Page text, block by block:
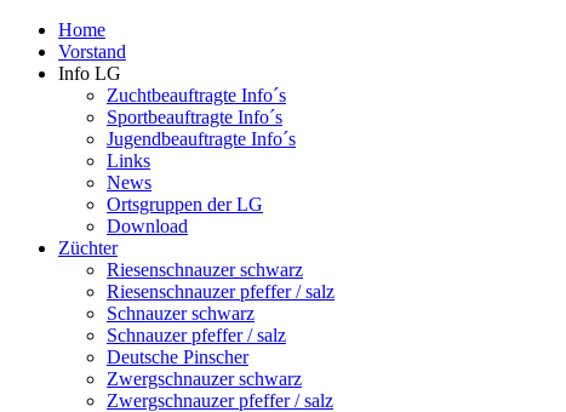
Home
Vorstand
Info LG
Zuchtbeauftragte Info´s
Sportbeauftragte Info´s
Jugendbeauftragte Info´s
Links
News
Ortsgruppen der LG
Download
Züchter
Riesenschnauzer schwarz
Riesenschnauzer pfeffer / salz
Schnauzer schwarz
Schnauzer pfeffer / salz
Deutsche Pinscher
Zwergschnauzer schwarz
Zwergschnauzer pfeffer / salz